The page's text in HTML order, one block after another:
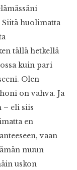
huolimatta
tällä hetkellä
kuin pari
Olen
on vahva. Ja
– eli siis
en
vaan
muun
uskon